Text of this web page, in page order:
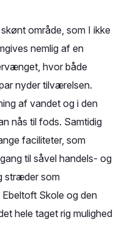
område, som I ikke
nemlig af en
hvor både
nyder tilværelsen.
af vandet og i den
nås til fods. Samtidig
faciliteter, som
til såvel handels- og
stræder som
Skole og den
hele taget rig mulighed